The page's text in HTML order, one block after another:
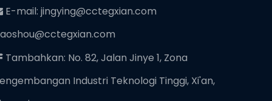
E-mail:jingying@cctegxian.com
Tambahkan: No. 82, Jalan Jinye 1, Zona
Industri Teknologi Tinggi, Xi'an,